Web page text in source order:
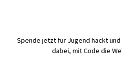
Spende jetzt für Jugend hackt
dabei, mit Code die